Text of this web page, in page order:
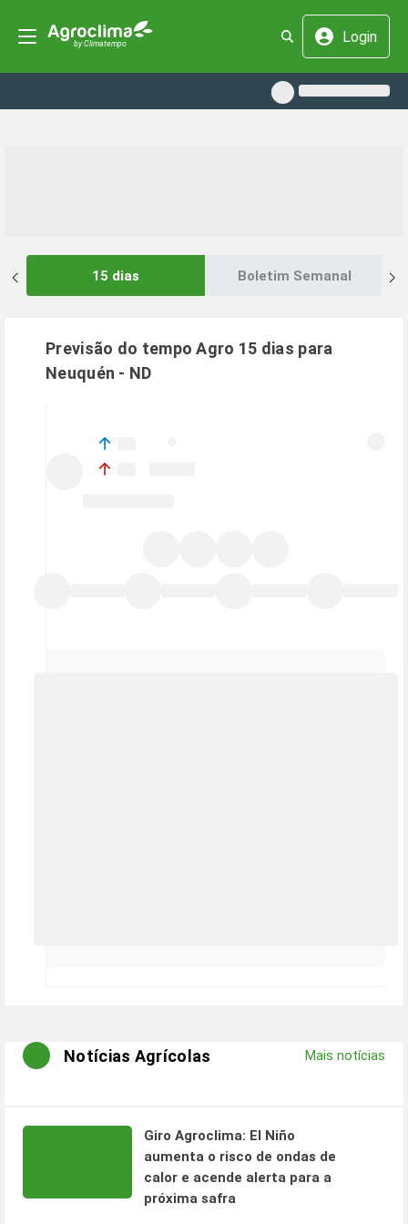
Login
15 dias Boletim Semanal
Previsão do tempo Agro 15 dias para
Neuquén - ND
Notícias Agrícolas Mais notícias
Giro Agroclima: El Niño
aumenta o risco de ondas de
calor e acende alerta para a
próxima safra